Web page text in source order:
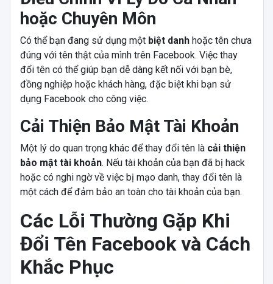
hoặc Chuyên Môn
Có thể bạn đang sử dụng một biệt danhhoặc tên chưa
đúng với tên thật của mình trên Facebook. Việc thay
đổi tên có thể giúp bạn dễ dàng kết nối với bạn bè,
đồng nghiệp hoặc khách hàng, đặc biệt khi bạn sử
dụng Facebook cho công việc.
Cải Thiện Bảo Mật Tài Khoản
Một lý do quan trọng khác để thay đổi tên là cải thiện
bảo mật tài khoản. Nếu tài khoản của bạn đã bị hack
hoặc có nghi ngờ về việc bị mạo danh, thay đổi tên là
một cách để đảm bảo an toàn cho tài khoản của bạn.
Các Lỗi Thường Gặp Khi
Đổi Tên Facebook và Cách
Khắc Phục